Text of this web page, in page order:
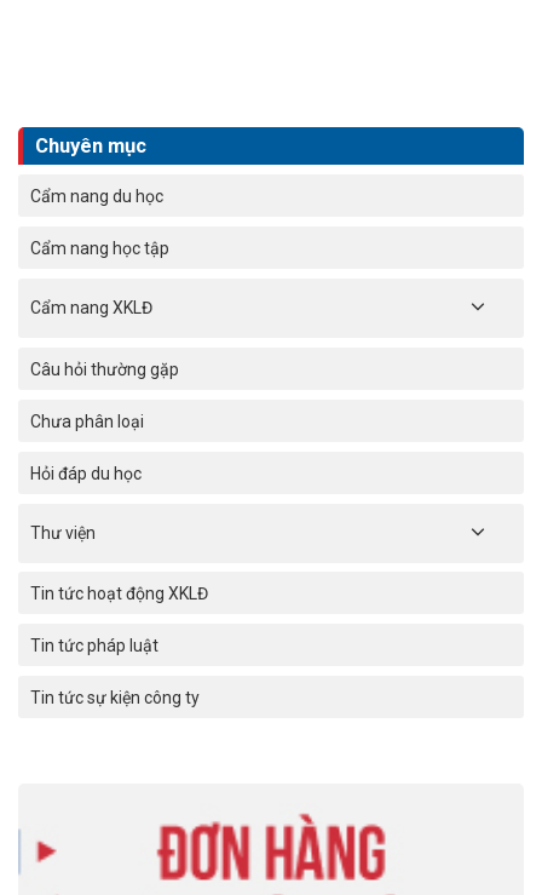
Chuyên mục
Cẩm nang du học
Cẩm nang học tập
Cẩm nang XKLĐ
Câu hỏi thường gặp
Chưa phân loại
Hỏi đáp du học
Thư viện
Tin tức hoạt động XKLĐ
Tin tức pháp luật
Tin tức sự kiện công ty